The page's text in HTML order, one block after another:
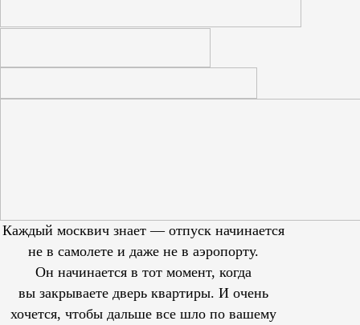
Каждый москвич знает — отпуск начинается
не в самолете и даже не в аэропорту.
Он начинается в тот момент, когда
вы закрываете дверь квартиры. И очень
хочется, чтобы дальше все шло по вашему